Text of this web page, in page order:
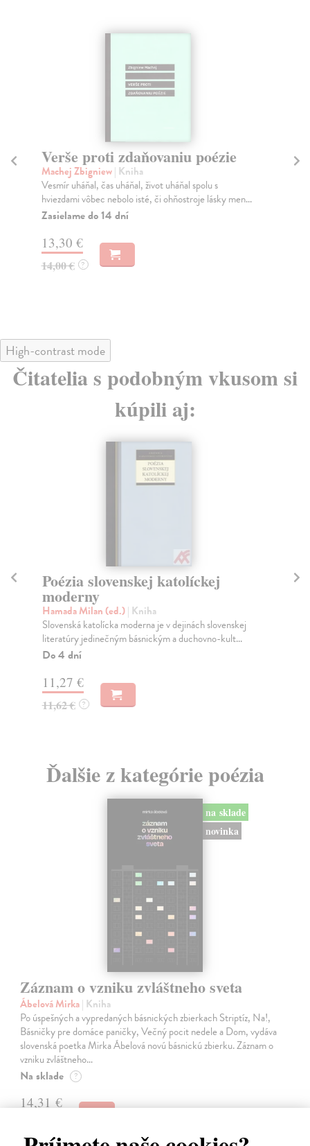
Verše proti zdaňovaniu poézie
Machej Zbigniew| Kniha
Vesmír uháňal, čas uháňal, život uháňal spolu s
hviezdami vôbec nebolo isté, či ohňostroje lásky men...
Zasielame do 14 dní
13,30 €
14,00 € ?
High-contrast mode
Čitatelia s podobným vkusom si
kúpili aj:
Poézia slovenskej katolíckej
moderny
Hamada Milan (ed.)| Kniha
Slovenská katolícka moderna je v dejinách slovenskej
literatúry jedinečným básnickým a duchovno-kult...
Do 4 dní
11,27 €
11,62 € ?
Ďalšie z kategórie poézia
na sklade
novinka
Záznam o vzniku zvláštneho sveta
Ábelová Mirka| Kniha
Po úspešných a vypredaných básnických zbierkach Striptíz, Na!,
Básničky pre domáce paničky, Večný pocit nedele a Dom, vydáva
slovenská poetka Mirka Ábelová novú básnickú zbierku. Záznam o
vzniku zvláštneho…
Na sklade ?
14,31 €